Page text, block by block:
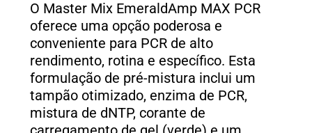
O Master Mix EmeraldAmp MAX PCR
oferece uma opção poderosa e
conveniente para PCR de alto
rendimento, rotina e específico. Esta
formulação de pré-mistura inclui um
tampão otimizado, enzima de PCR,
mistura de dNTP, corante de